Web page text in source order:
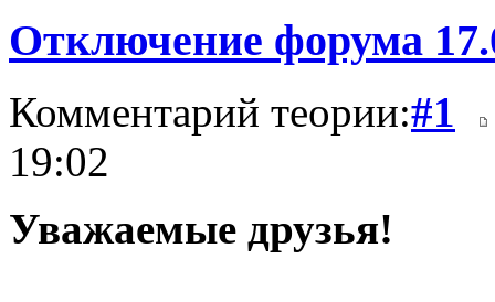
Отключение форума
Комментарий теории:#1
19:02
Уважаемые друзья!